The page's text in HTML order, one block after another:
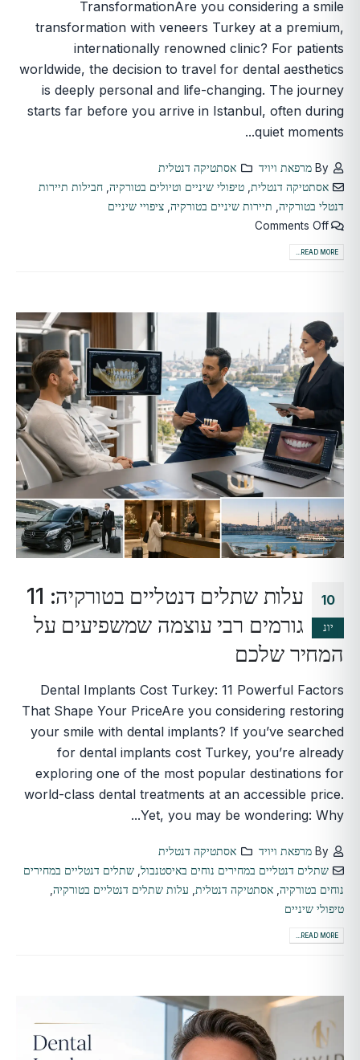
TransformationAre you considering a smile
transformation with veneers Turkey at a premium,
internationally renowned clinic? For patients
worldwide, the decision to travel for dental aesthetics
is deeply personal and life-changing. The journey
starts far before you arrive in Istanbul, often during
quiet moments...
By מרפאת ויויד
אסתטיקה דנטלית
אסתטיקה דנטלית ,טיפולי שיניים וטיולים בטורקיה ,חבילות תיירות
דנטלי בטורקיה תיירות שיניים בטורקיה ציפויי שיניים
Comments Off
READ MORE...
10
יונ
עלות שתלים דנטליים בטורקיה: 11
גורמים רבי עוצמה שמשפיעים על
המחיר שלכם
Dental Implants Cost Turkey: 11 Powerful Factors
That Shape Your PriceAre you considering restoring
your smile with dental implants? If you’ve searched
for dental implants cost Turkey, you’re already
exploring one of the most popular destinations for
world-class dental treatments at an accessible price.
Yet, you may be wondering: Why...
By מרפאת ויויד
אסתטיקה דנטלית
שתלים דנטליים במחירים נוחים באיסטנבול ,שתלים דנטליים במחירים
נוחים בטורקיה אסתטיקה דנטלית עלות שתלים דנטליים בטורקיה
טיפולי שיניים
READ MORE...